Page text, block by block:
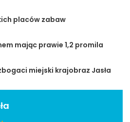
placów zabaw
mając prawie 1,2 promila
miejski krajobraz Jasła